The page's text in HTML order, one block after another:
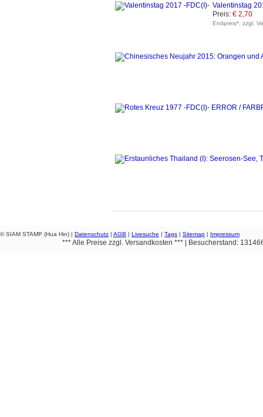
Valentinstag
Preis: € 2,70
Endpreis*, zzgl.
© SIAM STAMP (Hua Hin) | Datenschutz | AGB | Livesuche | Tags | Sitemap | Impressum
*** Alle Preise zzgl. Versandkosten *** | Besucherstand: